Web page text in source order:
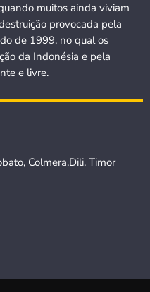
muitos ainda viviam
provocada pela
de 1999, no qual os
da Indonésia e pela
e livre.
Colmera,Dili, Timor